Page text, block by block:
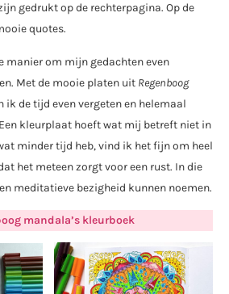
gedrukt op de rechterpagina. Op de
quotes.
manier om mijn gedachten even
Met de mooie platen uit Regenboog
ik de tijd even vergeten en helemaal
kleurplaat hoeft wat mij betreft niet in
minder tijd heb, vind ik het fijn om heel
het meteen zorgt voor een rust. In die
meditatieve bezigheid kunnen noemen.
mandala’s kleurboek